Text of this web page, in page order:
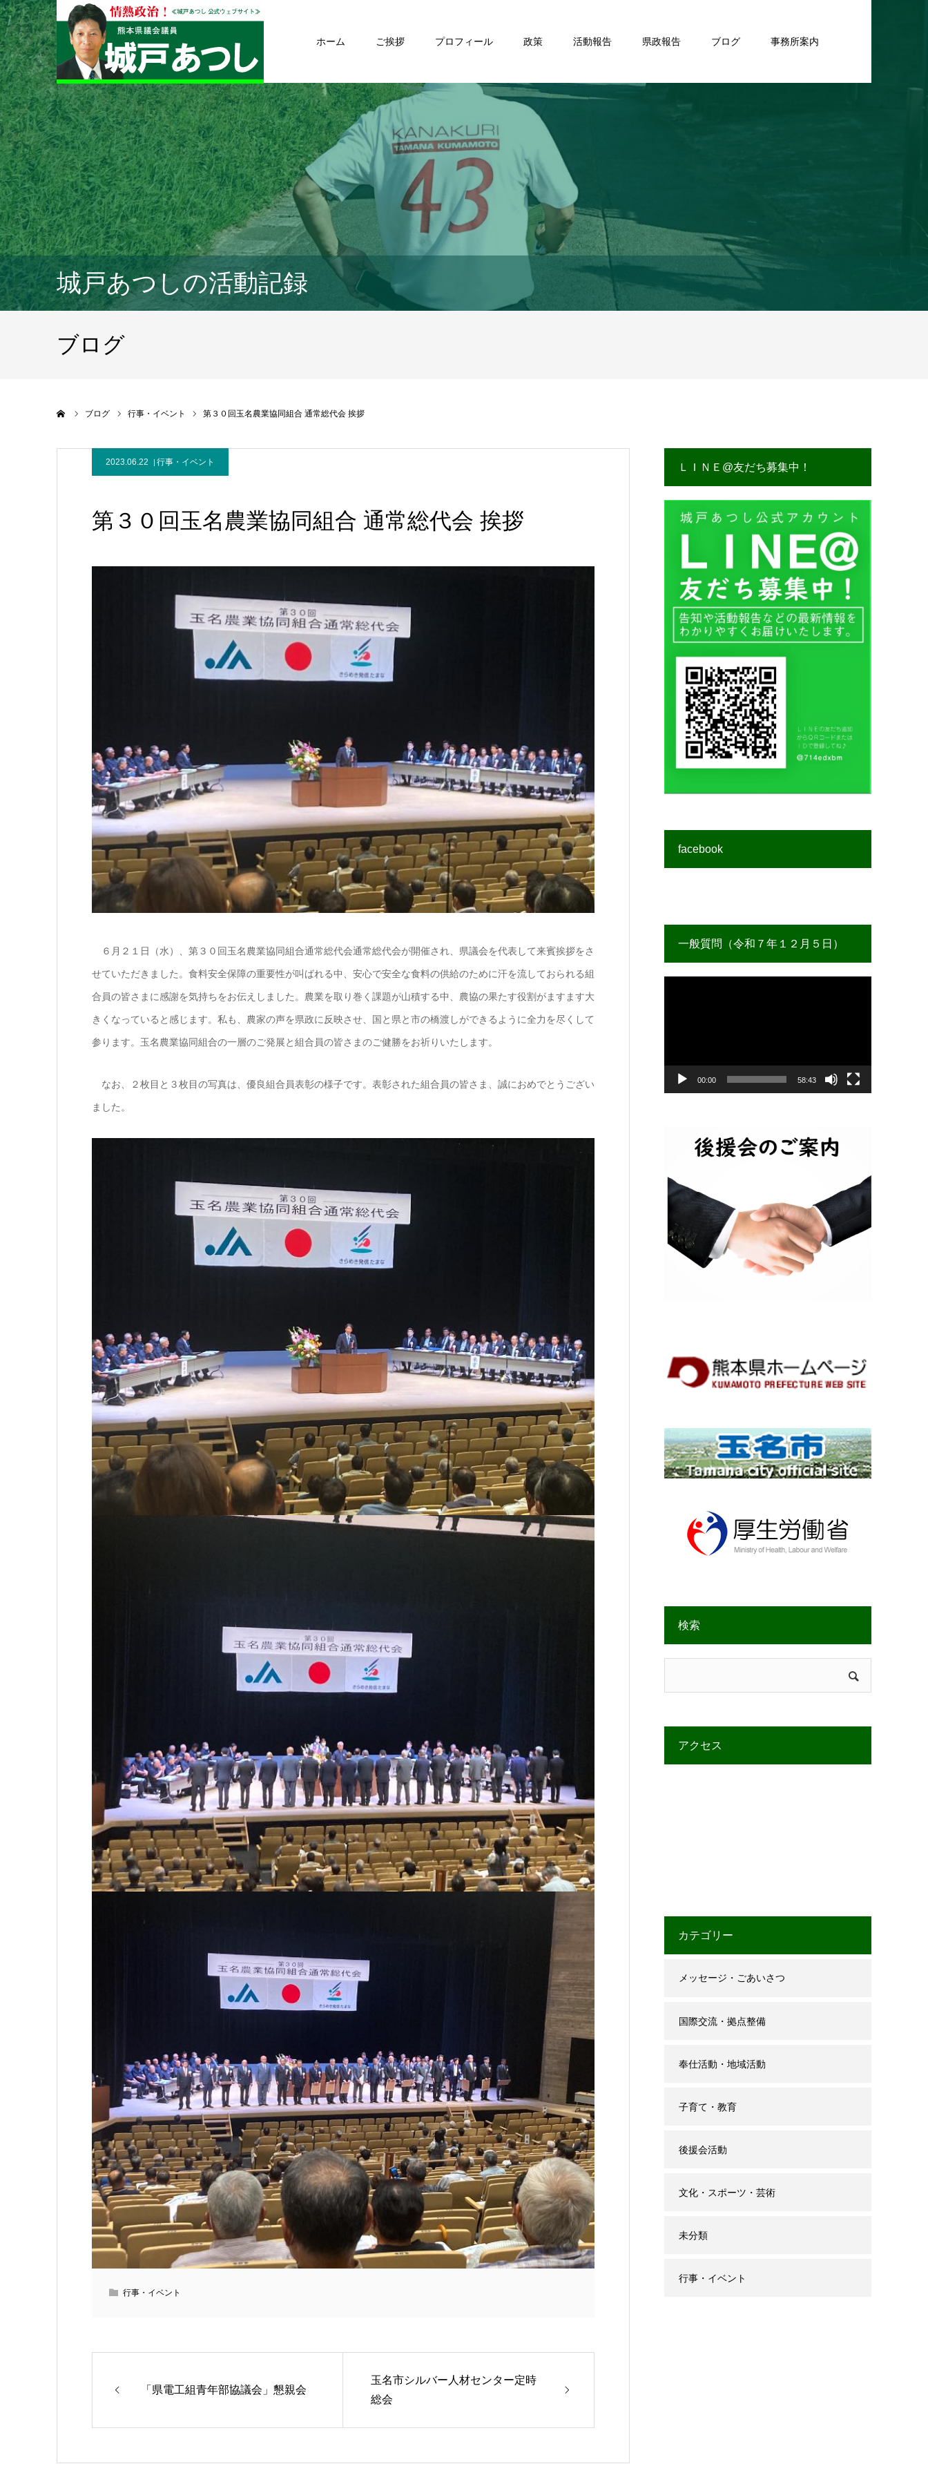
ホーム ご挨拶 プロフィール 政策 活動報告 県政報告 ブログ 事務所案内
城戸あつしの活動記録
ブログ
ブログ 行事・イベント 第３０回玉名農業協同組合 通常総代会 挨拶
2023.06.22 行事・イベント
第３０回玉名農業協同組合 通常総代会 挨拶
６月２１日（水）、第３０回玉名農業協同組合通常総代会通常総代会が開催され、県議会を代表して来賓挨拶をさ
せていただきました。食料安全保障の重要性が叫ばれる中、安心で安全な食料の供給のために汗を流しておられる組
合員の皆さまに感謝を気持ちをお伝えしました。農業を取り巻く課題が山積する中、農協の果たす役割がますます大
きくなっていると感じます。私も、農家の声を県政に反映させ、国と県と市の橋渡しができるように全力を尽くして
参ります。玉名農業協同組合の一層のご発展と組合員の皆さまのご健勝をお祈りいたします。
なお、２枚目と３枚目の写真は、優良組合員表彰の様子です。表彰された組合員の皆さま、誠におめでとうござい
ました。
行事・イベント
「県電工組青年部協議会」懇親会
玉名市シルバー人材センター定時
総会
ＬＩＮＥ@友だち募集中！
facebook
一般質問（令和７年１２月５日）
00:00 58:43
検索
アクセス
カテゴリー
メッセージ・ごあいさつ
国際交流・拠点整備
奉仕活動・地域活動
子育て・教育
後援会活動
文化・スポーツ・芸術
未分類
行事・イベント